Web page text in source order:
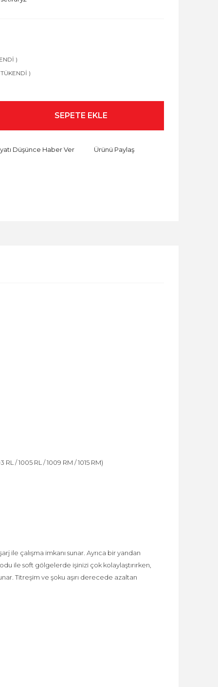
)
)
SEPETE EKLE
Düşünce Haber Ver Ürünü Paylaş
/ 1005 RL / 1009 RM / 1015 RM)
ile çalışma imkanı sunar. Ayrıca bir yandan
ile soft gölgelerde işinizi çok kolaylaştırırken,
Titreşim ve şoku aşırı derecede azaltan